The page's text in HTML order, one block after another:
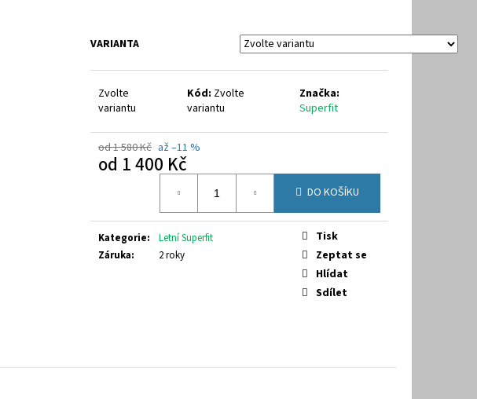
VARIANTA
Zvolte
variantu
Kód: Zvolte
variantu
Značka:
Superfit
od 1 580 Kč až –11 %
od 1 400 Kč
DO KOŠÍKU
Kategorie:
Letní Superfit
Záruka: 2 roky
Tisk
Zeptat se
Hlídat
Sdílet